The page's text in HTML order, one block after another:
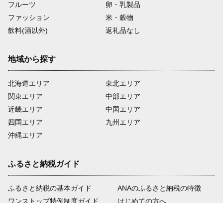
フルーツ
卵・乳製品
ファッション
米・穀物
飲料(酒以外)
返礼品なし
地域から探す
北海道エリア
関東エリア
近畿エリア
四国エリア
沖縄エリア
東北エリア
中部エリア
中国エリア
九州エリア
ふるさと納税ガイド
ふるさと納税の基本ガイド
ワンストップ特例制度ガイド
ANAのふるさと納税の特徴
はじめての方へ